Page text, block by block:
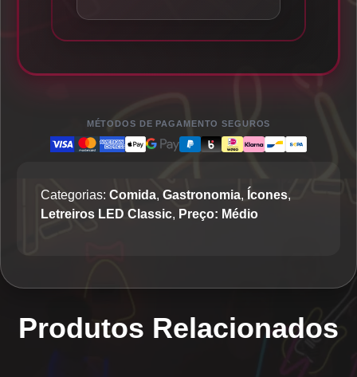
MÉTODOS DE PAGAMENTO SEGUROS
Categorias: Comida, Gastronomia, Ícones,
Letreiros LED Classic, Preço: Médio
Produtos Relacionados